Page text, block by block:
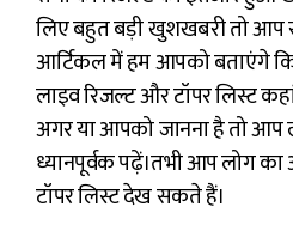
लिए बहुत बड़ी खुशखबरी तो
आर्टिकल में हम आपको बताएंगे
लाइव रिजल्ट और टॉपर लिस्ट
अगर या आपको जानना है तो
ध्यानपूर्वक पढ़ें।तभी आप लोग का
टॉपर लिस्ट देख सकते हैं।